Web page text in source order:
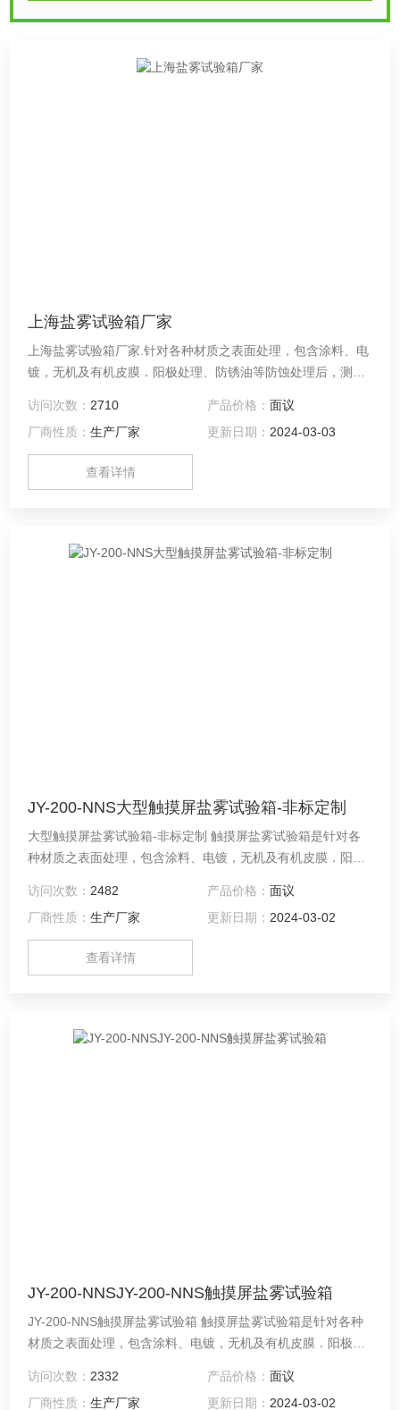
上海盐雾试验箱厂家
上海盐雾试验箱厂家.针对各种材质之表面处理，包含涂料、电
镀，无机及有机皮膜．阳极处理、防锈油等防蚀处理后，测试
访问次数： 2710 产品价格： 面议
厂商性质：生产厂家 更新日期： 2024-03-03
查看详情
JY-200-NNS大型触摸屏盐雾试验箱-非标定制
大型触摸屏盐雾试验箱-非标定制 触摸屏盐雾试验箱是针对各
种材质之表面处理，包含涂料、电镀，无机及有机皮膜．阳极
访问次数： 2482 产品价格： 面议
厂商性质：生产厂家 更新日期： 2024-03-02
查看详情
JY-200-NNSJY-200-NNS触摸屏盐雾试验箱
JY-200-NNS触摸屏盐雾试验箱 触摸屏盐雾试验箱是针对各种
材质之表面处理，包含涂料、电镀，无机及有机皮膜．阳极处
访问次数： 2332 产品价格： 面议
厂商性质：生产厂家 更新日期： 2024-03-02